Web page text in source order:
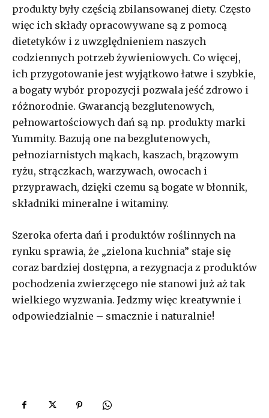
produkty były częścią zbilansowanej diety. Często
więc ich składy opracowywane są z pomocą
dietetyków i z uwzględnieniem naszych
codziennych potrzeb żywieniowych. Co więcej,
ich przygotowanie jest wyjątkowo łatwe i szybkie,
a bogaty wybór propozycji pozwala jeść zdrowo i
różnorodnie. Gwarancją bezglutenowych,
pełnowartościowych dań są np. produkty marki
Yummity. Bazują one na bezglutenowych,
pełnoziarnistych mąkach, kaszach, brązowym
ryżu, strączkach, warzywach, owocach i
przyprawach, dzięki czemu są bogate w błonnik,
składniki mineralne i witaminy.
Szeroka oferta dań i produktów roślinnych na
rynku sprawia, że „zielona kuchnia” staje się
coraz bardziej dostępna, a rezygnacja z produktów
pochodzenia zwierzęcego nie stanowi już aż tak
wielkiego wyzwania. Jedzmy więc kreatywnie i
odpowiedzialnie – smacznie i naturalnie!